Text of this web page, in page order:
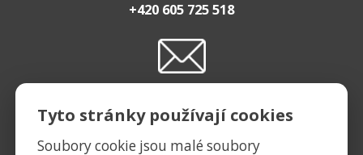
+420 605 725 518
Tyto stránky používají cookies
Soubory cookie jsou malé soubory